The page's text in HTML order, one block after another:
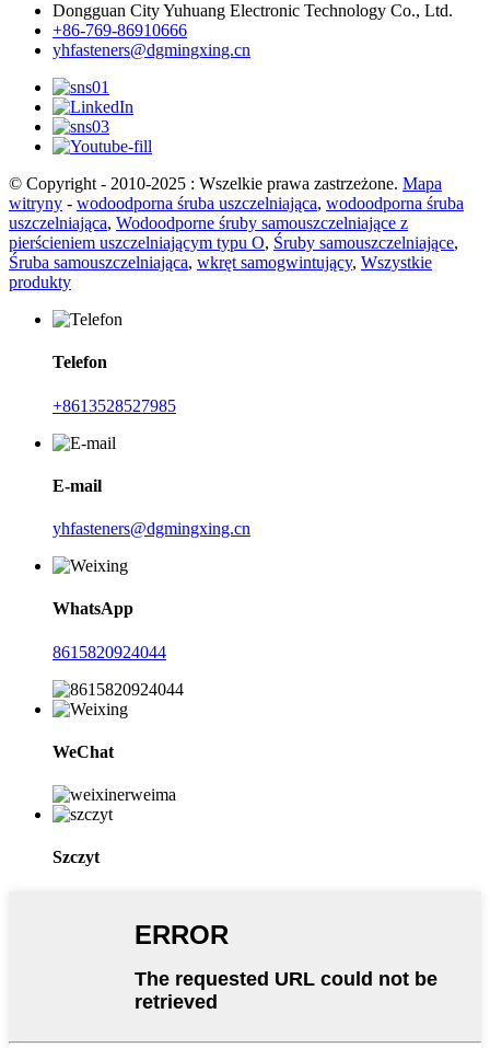
Dongguan City Yuhuang Electronic Technology Co., Ltd.
+86-769-86910666
yhfasteners@dgmingxing.cn
© Copyright - 2010-2025 : Wszelkie prawa zastrzeżone. Mapa
witryny - wodoodporna śruba uszczelniająca, wodoodporna śruba
uszczelniająca, Wodoodporne śruby samouszczelniające z
pierścieniem uszczelniającym typu O, Śruby samouszczelniające,
Śruba samouszczelniająca, wkręt samogwintujący, Wszystkie
produkty
Telefon
+8613528527985
E-mail
yhfasteners@dgmingxing.cn
WhatsApp
8615820924044
WeChat
Szczyt